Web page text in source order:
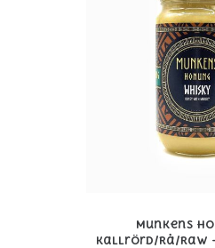
Munkens
Kallrörd/Rå/Raw